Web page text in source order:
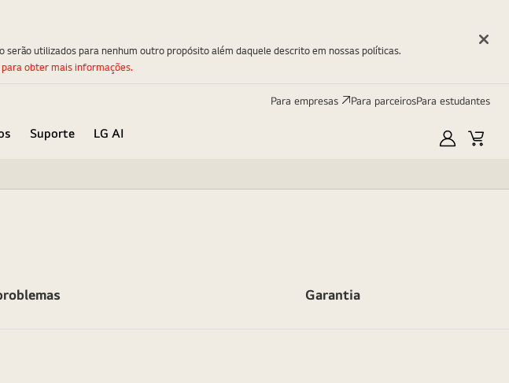
Para empresas Para parceirosPara estudantes
Suporte
LG AI
Minha
Garantia
utilizados para nenhum outro propósito além daquele descrito em nossas políticas.
obter mais informações.